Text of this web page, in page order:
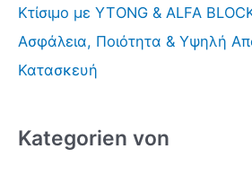
Κτίσιμο με YTONG & ALFA
Ασφάλεια, Ποιότητα & Υψηλή
Κατασκευή
Kategorien von